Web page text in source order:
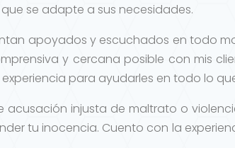
se adapte a sus necesidades.
apoyados y escuchados en todo
y cercana posible con mis
para ayudarles en todo lo
acusación injusta de maltrato o
tu inocencia. Cuento con la